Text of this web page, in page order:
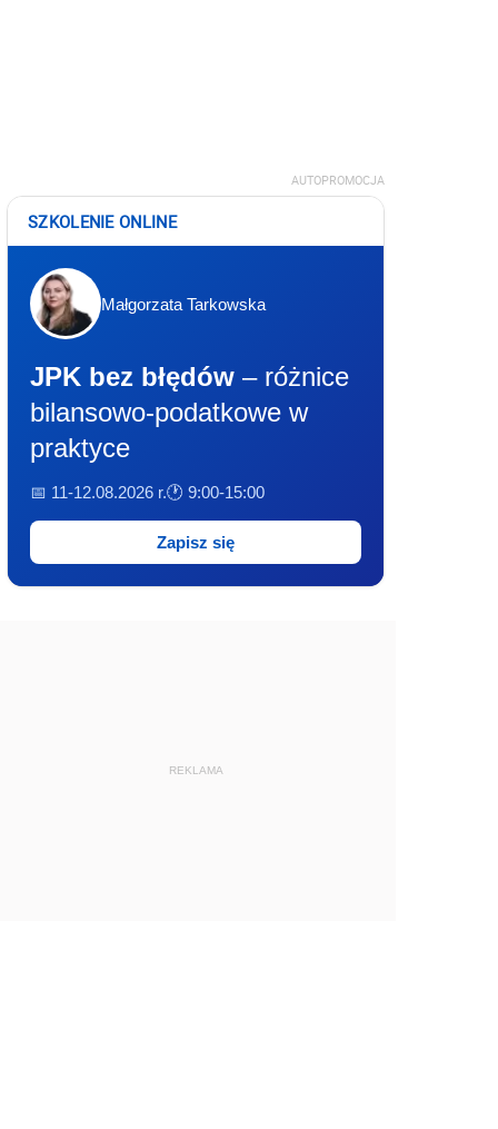
AUTOPROMOCJA
SZKOLENIE ONLINE
Małgorzata Tarkowska
JPK bez błędów – różnice
bilansowo-podatkowe w
praktyce
📅 11-12.08.2026 r.🕐 9:00-15:00
Zapisz się
REKLAMA